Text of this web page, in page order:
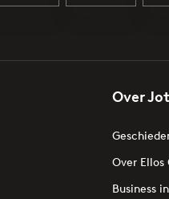
Over
Over Ellos
Business